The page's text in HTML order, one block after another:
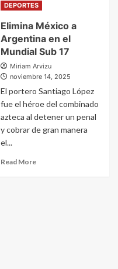
DEPORTES
Elimina México a
Argentina en el
Mundial Sub 17
Miriam Arvizu
noviembre 14, 2025
El portero Santiago López
fue el héroe del combinado
azteca al detener un penal
y cobrar de gran manera
el...
Read More